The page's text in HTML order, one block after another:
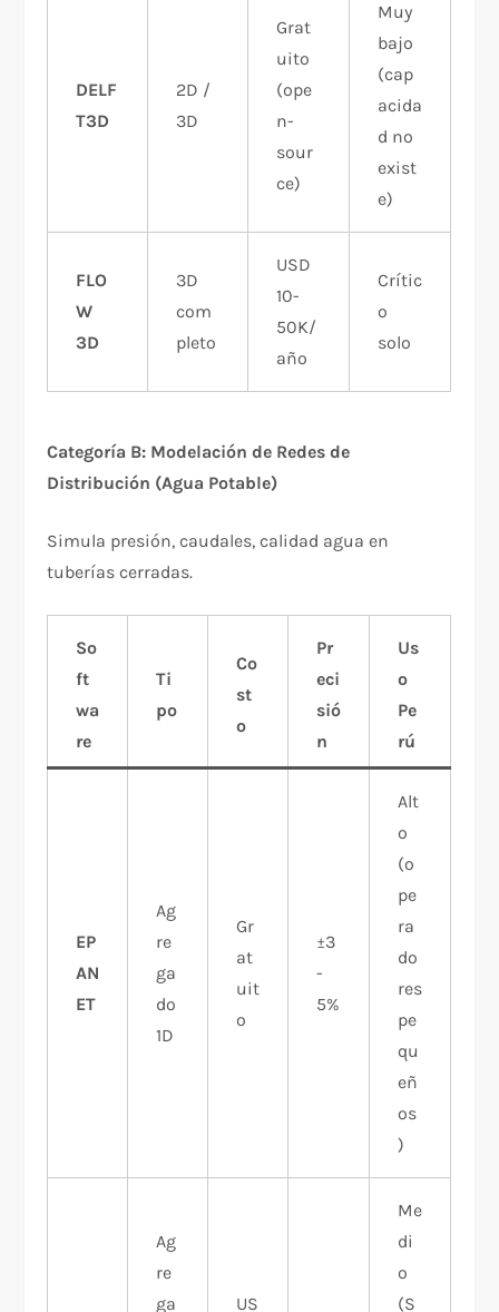
DELF
T3D
2D /
3D
Grat
uito
(ope
n-
sour
ce)
Muy
bajo
(cap
acida
d no
exist
e)
FLO
W
3D
3D
com
pleto
USD
10-
50K/
año
Crític
o
solo
Categoría B: Modelación de Redes de
Distribución (Agua Potable)
Simula presión, caudales, calidad agua en
tuberías cerradas.
So
ft
wa
re
Ti
po
Co
st
o
Pr
eci
sió
n
Us
o
Pe
rú
EP
AN
ET
Ag
re
ga
do
1D
Gr
at
uit
o
±3
-
5%
Alt
o
(o
pe
ra
do
res
pe
qu
eñ
os
)
Ag
re
ga
US
Me
di
o
(S